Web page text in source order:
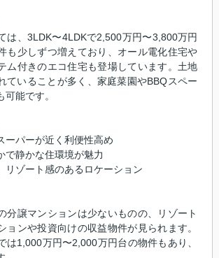
は、3LDK〜4LDKで2,500万円〜3,800万円
も少しずつ増えており、オール電化住宅や
ム付きのエコ住宅も登場しています。土地
ていることが多く、家庭菜園やBBQスペー
能です。
ーパーが近く利便性高め
で静かな住環境が魅力
リゾート感のあるロケーション
分譲マンションは少ないものの、リゾート
ョンや投資向けの収益物件が見られます。
は1,000万円〜2,000万円台の物件もあり、